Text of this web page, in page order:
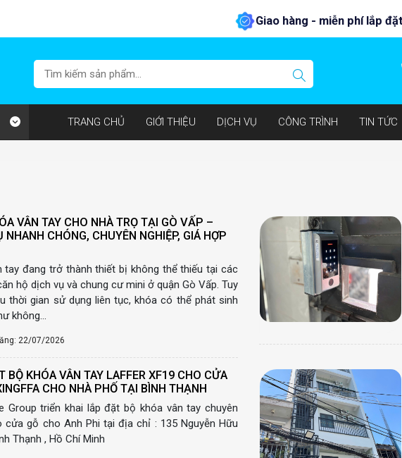
Giao hàng - miễn phí lắp đặt tại Tp.
TRANG CHỦ GIỚI THIỆU DỊCH VỤ CÔNG TRÌNH TIN TỨC
VÂN TAY CHO NHÀ TRỌ TẠI GÒ VẤP –
NHANH CHÓNG, CHUYÊN NGHIỆP, GIÁ HỢP
tay đang trở thành thiết bị không thể thiếu tại các
hộ dịch vụ và chung cư mini ở quận Gò Vấp. Tuy
thời gian sử dụng liên tục, khóa có thể phát sinh
không…
22/07/2026
BỘ KHÓA VÂN TAY LAFFER XF19 CHO CỬA
CHO NHÀ PHỐ TẠI BÌNH THẠNH
Group triển khai lắp đặt bộ khóa vân tay chuyên
cửa gỗ cho Anh Phi tại địa chỉ : 135 Nguyễn Hữu
Thạnh , Hồ Chí Minh